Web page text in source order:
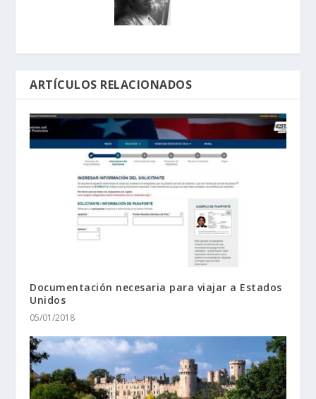
ARTÍCULOS RELACIONADOS
Documentación necesaria para viajar a Estados
Unidos
05/01/2018